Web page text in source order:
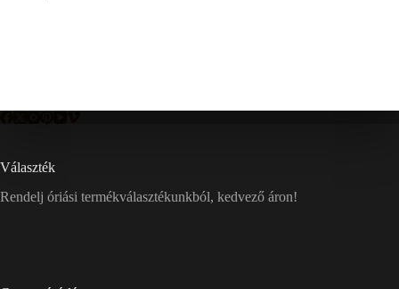
Választék
Rendelj óriási termékválasztékunkból, kedvező áron!